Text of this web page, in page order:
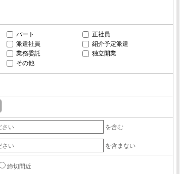
パート
正社員
派遣社員
紹介予定派遣
業務委託
独立開業
その他
を含む
を含まない
締切間近